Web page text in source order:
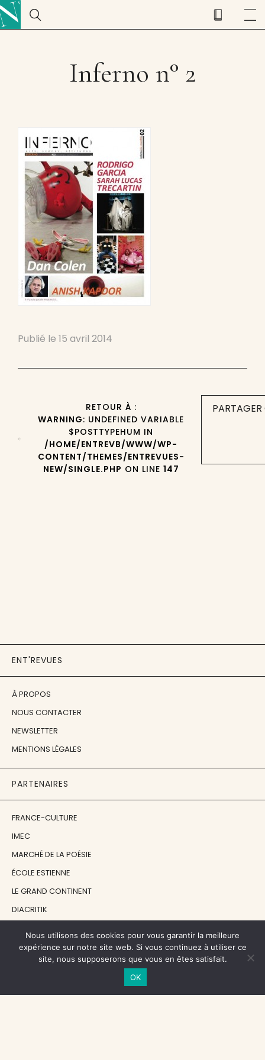
Inferno n° 2
Publié le 15 avril 2014
RETOUR À :
WARNING: UNDEFINED VARIABLE
$POSTTYPEHUM IN
/HOME/ENTREVB/WWW/WP-
CONTENT/THEMES/ENTREVUES-
NEW/SINGLE.PHP ON LINE 147
ENT'REVUES
À PROPOS
NOUS CONTACTER
NEWSLETTER
MENTIONS LÉGALES
PARTENAIRES
FRANCE-CULTURE
IMEC
MARCHÉ DE LA POÉSIE
ÉCOLE ESTIENNE
LE GRAND CONTINENT
DIACRITIK
NOS SOUTIENS
CENTRE NATIONAL DU LIVRE
Nous utilisons des cookies pour vous garantir la meilleure
expérience sur notre site web. Si vous continuez à utiliser ce
site, nous supposerons que vous en êtes satisfait.
OK